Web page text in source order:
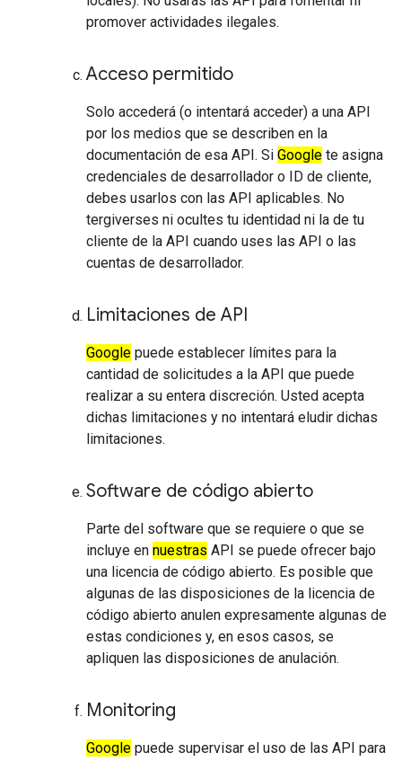
promover actividades ilegales.
Acceso permitido
Solo accederá (o intentará acceder) a una API
por los medios que se describen en la
documentación de esa API. Si Google te asigna
credenciales de desarrollador o ID de cliente,
debes usarlos con las API aplicables. No
tergiverses ni ocultes tu identidad ni la de tu
cliente de la API cuando uses las API o las
cuentas de desarrollador.
Limitaciones de API
Google puede establecer límites para la
cantidad de solicitudes a la API que puede
realizar a su entera discreción. Usted acepta
dichas limitaciones y no intentará eludir dichas
limitaciones.
Software de código abierto
Parte del software que se requiere o que se
incluye en nuestras API se puede ofrecer bajo
una licencia de código abierto. Es posible que
algunas de las disposiciones de la licencia de
código abierto anulen expresamente algunas de
estas condiciones y, en esos casos, se
apliquen las disposiciones de anulación.
Monitoring
Google puede supervisar el uso de las API para